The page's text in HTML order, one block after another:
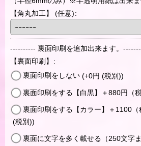
【角丸加工】 (任意):
---------- 裏面印刷を追加出来ます。
【裏面印刷】
:
裏面印刷をしない (+0円 (税別))
裏面印刷をする【白黒】＋880円（
裏面印刷をする【カラー】＋1100（
(税別))
裏面に文字を多く載せる（250文字